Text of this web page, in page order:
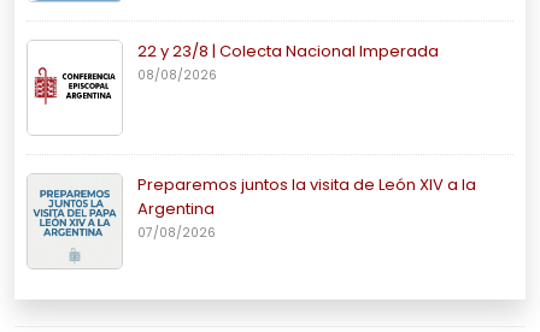
22 y 23/8 | Colecta Nacional Imperada
08/08/2026
Preparemos juntos la visita de León XIV a la
Argentina
07/08/2026